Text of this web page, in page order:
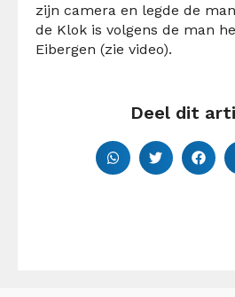
zijn camera en legde de
de Klok is volgens de man
Eibergen (zie video).
Deel dit